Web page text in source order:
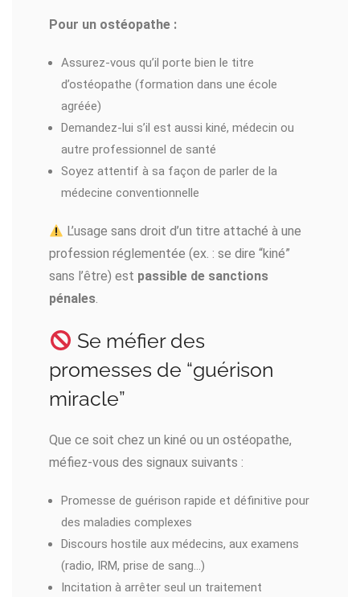
Pour un ostéopathe :
Assurez-vous qu’il porte bien le titre
d’ostéopathe (formation dans une école
agréée)
Demandez-lui s’il est aussi kiné, médecin ou
autre professionnel de santé
Soyez attentif à sa façon de parler de la
médecine conventionnelle
L’usage sans droit d’un titre attaché à une
profession réglementée (ex. : se dire “kiné”
sans l’être) est passible de sanctions
pénales.
Se méfier des
promesses de “guérison
miracle”
Que ce soit chez un kiné ou un ostéopathe,
méfiez-vous des signaux suivants :
Promesse de guérison rapide et définitive pour
des maladies complexes
Discours hostile aux médecins, aux examens
(radio, IRM, prise de sang…)
Incitation à arrêter seul un traitement